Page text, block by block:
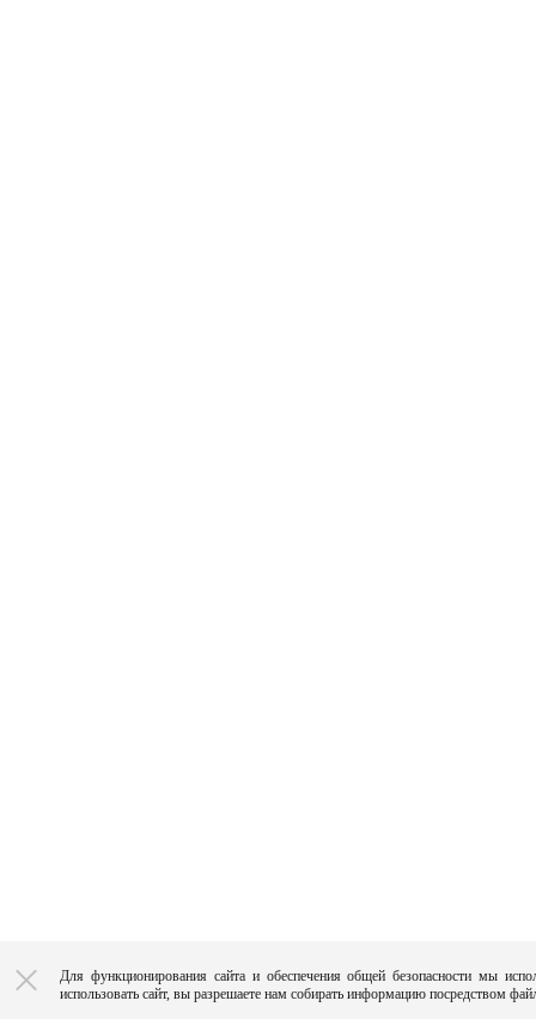
Для функционирования сайта и обеспечения общей безопасности мы
использовать сайт, вы разрешаете нам собирать информацию посредством